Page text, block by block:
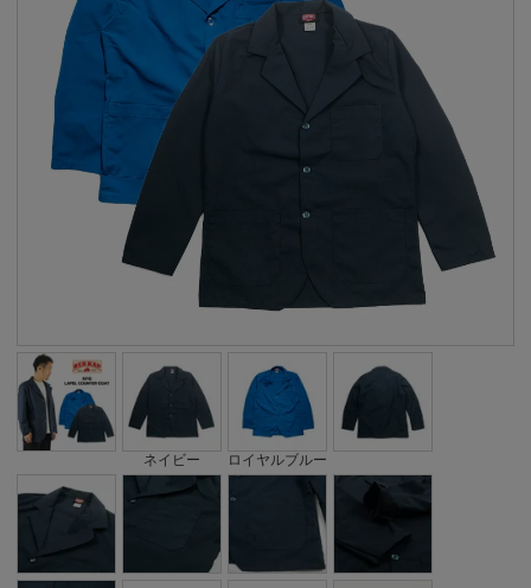
ネイビー ロイヤルブルー